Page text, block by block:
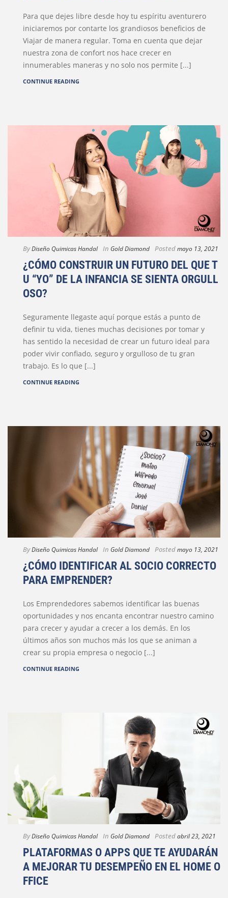
Para que dejes libre desde hoy tu espíritu aventurero
iniciaremos por contarte los grandiosos beneficios de
Viajar de manera regular. Toma en cuenta que dejar
nuestra zona de confort nos hace crecer en
innumerables maneras y no solo nos permite [...]
CONTINUE READING
ByDiseño Quimicas Handal In Gold Diamond Postedmayo 13, 2021
¿CÓMO CONSTRUIR UN FUTURO DEL QUE T
U “YO” DE LA INFANCIA SE SIENTA ORGULL
OSO?
Seguramente llegaste aquí porque estás a punto de
definir tu vida, tienes muchas decisiones por tomar y
has sentido la necesidad de crear un futuro ideal para
poder vivir confiado, seguro y orgulloso de tu gran
trabajo. Es lo que [...]
CONTINUE READING
ByDiseño Quimicas Handal In Gold Diamond Postedmayo 13, 2021
¿CÓMO IDENTIFICAR AL SOCIO CORRECTO
PARA EMPRENDER?
Los Emprendedores sabemos identificar las buenas
oportunidades y nos encanta encontrar nuestro camino
para crecer y ayudar a crecer a los demás. En los
últimos años son muchos más los que se animan a
crear su propia empresa o negocio [...]
CONTINUE READING
ByDiseño Quimicas Handal In Gold Diamond Postedabril 23, 2021
PLATAFORMAS O APPS QUE TE AYUDARÁN
A MEJORAR TU DESEMPEÑO EN EL HOME O
FFICE